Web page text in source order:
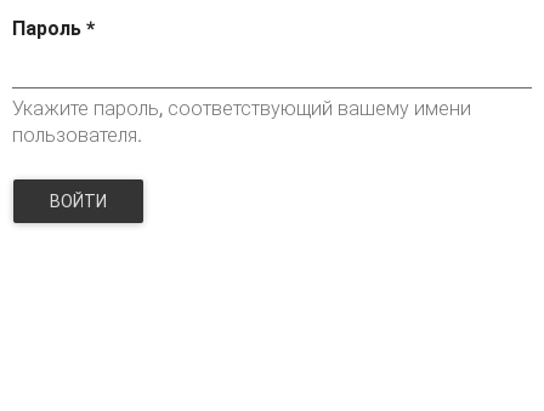
Пароль *
Укажите пароль, соответствующий вашему имени
пользователя.
ВОЙТИ